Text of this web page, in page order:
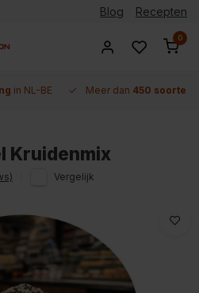
Blog Recepten
0
in NL-BE Meer dan 450 soorten
Kruidenmix
Vergelijk